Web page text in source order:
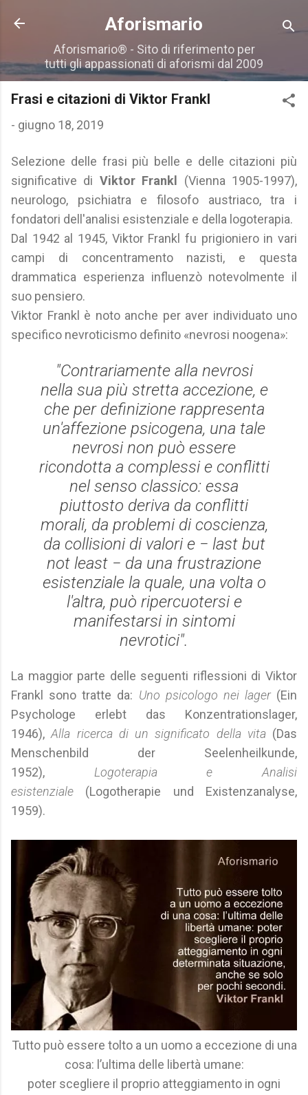
Passa ai contenuti principali
Aforismario
Aforismario® - Sito di riferimento per
tutti gli appassionati di aforismi dal 2009
Frasi e citazioni di Viktor Frankl
- giugno 18, 2019
Selezione delle frasi più belle e delle citazioni più
significative di Viktor Frankl
(Vienna 1905-1997),
neurologo, psichiatra e filosofo austriaco, tra i
fondatori dell'analisi esistenziale e della logoterapia.
Dal 1942 al 1945, Viktor Frankl fu prigioniero in vari
campi di concentramento nazisti, e questa
drammatica esperienza influenzò notevolmente il
suo pensiero.
Viktor Frankl è noto anche per aver individuato uno
specifico nevroticismo definito «nevrosi noogena»:
"Contrariamente alla nevrosi
nella sua più stretta accezione, e
che per definizione rappresenta
un'affezione psicogena, una tale
nevrosi non può essere
ricondotta a complessi e conflitti
nel senso classico: essa
piuttosto deriva da conflitti
morali, da problemi di coscienza,
da collisioni di valori e − last but
not least − da una frustrazione
esistenziale la quale, una volta o
l'altra, può ripercuotersi e
manifestarsi in sintomi
nevrotici".
La maggior parte delle seguenti riflessioni di Viktor
Frankl sono tratte da: Uno psicologo nei lager(Ein
Psychologe erlebt das Konzentrationslager,
1946),Alla ricerca di un significato della vita(Das
Menschenbild der Seelenheilkunde,
1952), Logoterapia e Analisi
esistenziale (Logotherapie und Existenzanalyse,
1959).
Tutto può essere tolto a un uomo a eccezione di una
cosa: l’ultima delle libertà umane:
poter scegliere il proprio atteggiamento in ogni